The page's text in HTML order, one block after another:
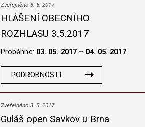
Zveřejněno 3. 5. 2017
HLÁŠENÍ OBECNÍHO
ROZHLASU 3.5.2017
Proběhne: 03. 05. 2017 – 04. 05. 2017
PODROBNOSTI
Zveřejněno 3. 5. 2017
Guláš open Savkov u Brna